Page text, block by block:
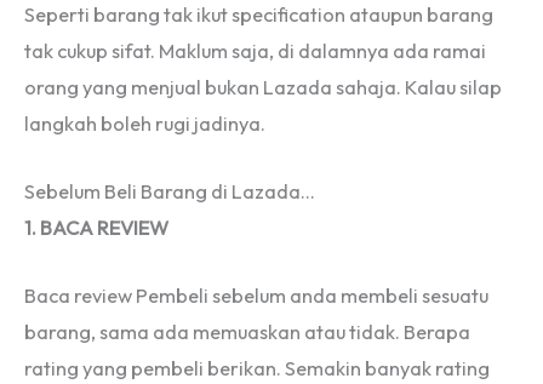
Seperti barang tak ikut specification ataupun barang
tak cukup sifat. Maklum saja, di dalamnya ada ramai
orang yang menjual bukan Lazada sahaja. Kalau silap
langkah boleh rugi jadinya.
Sebelum Beli Barang di Lazada…
1. BACA REVIEW
Baca review Pembeli sebelum anda membeli sesuatu
barang, sama ada memuaskan atau tidak. Berapa
rating yang pembeli berikan. Semakin banyak rating